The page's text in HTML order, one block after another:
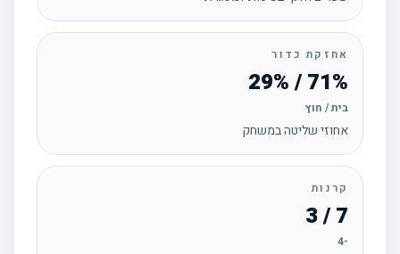
אחזקת כדור
71% / 29%
בית / חוץ
אחוזי שליטה במשחק
קרנות